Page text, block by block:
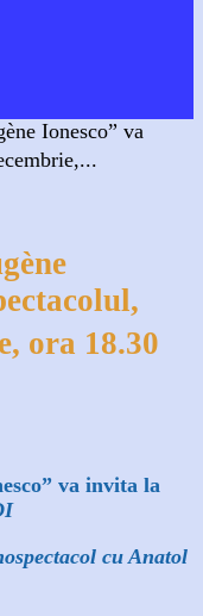
Ionesco” va
ora 18.30
va invita la
cu Anatol